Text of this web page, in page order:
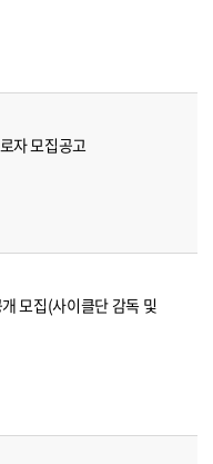
자 모집공고
모집(사이클단 감독 및